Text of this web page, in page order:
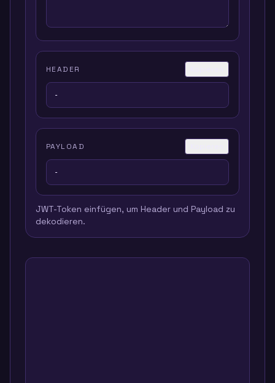
HEADER
-
PAYLOAD
-
JWT-Token einfügen, um Header und Payload zu
dekodieren.